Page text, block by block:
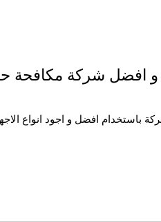
و افضل شركة مكافحة
باستخدام افضل و اجود انواع